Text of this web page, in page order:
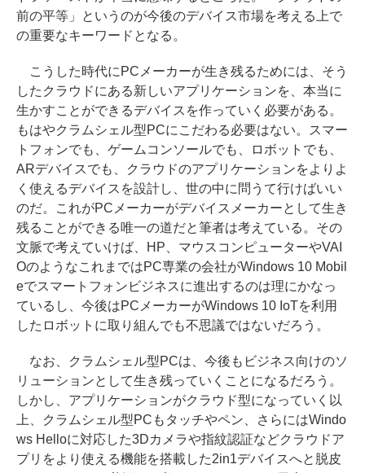
前の平等」というのが今後のデバイス市場を考える上で
の重要なキーワードとなる。
こうした時代にPCメーカーが生き残るためには、そう
したクラウドにある新しいアプリケーションを、本当に
生かすことができるデバイスを作っていく必要がある。
もはやクラムシェル型PCにこだわる必要はない。スマー
トフォンでも、ゲームコンソールでも、ロボットでも、
ARデバイスでも、クラウドのアプリケーションをよりよ
く使えるデバイスを設計し、世の中に問うて行けばいい
のだ。これがPCメーカーがデバイスメーカーとして生き
残ることができる唯一の道だと筆者は考えている。その
文脈で考えていけば、HP、マウスコンピューターやVAI
OのようなこれまではPC専業の会社がWindows 10 Mobil
eでスマートフォンビジネスに進出するのは理にかなっ
ているし、今後はPCメーカーがWindows 10 IoTを利用
したロボットに取り組んでも不思議ではないだろう。
なお、クラムシェル型PCは、今後もビジネス向けのソ
リューションとして生き残っていくことになるだろう。
しかし、アプリケーションがクラウド型になっていく以
上、クラムシェル型PCもタッチやペン、さらにはWindo
ws Helloに対応した3Dカメラや指紋認証などクラウドア
プリをより使える機能を搭載した2in1デバイスへと脱皮